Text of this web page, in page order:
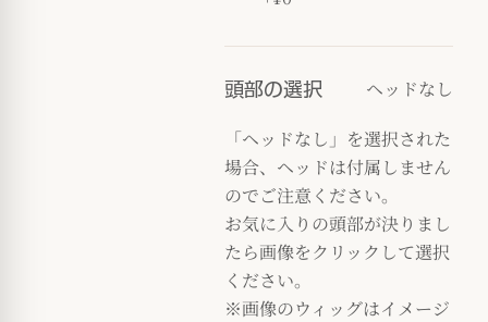
頭部の選択
ヘッドなし
「ヘッドなし」を選択された
場合、ヘッドは付属しません
のでご注意ください。
お気に入りの頭部が決りまし
たら画像をクリックして選択
ください。
※画像のウィッグはイメージ